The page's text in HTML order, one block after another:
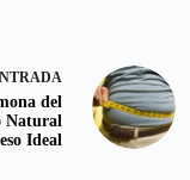
del
Natural
Ideal